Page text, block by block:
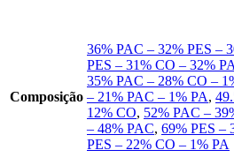
Composição
36% PAC – 32% PES –
PES – 31% CO – 32%
35% PAC – 28% CO –
– 21% PAC – 1% PA,
12% CO, 52% PAC –
– 48% PAC, 69% PES –
PES – 22% CO – 1% PA